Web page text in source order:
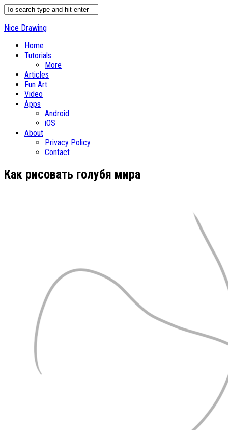
Nice Drawing
Home
Tutorials
More
Articles
Fun Art
Video
Apps
Android
iOS
About
Privacy Policy
Contact
Как рисовать голубя мира